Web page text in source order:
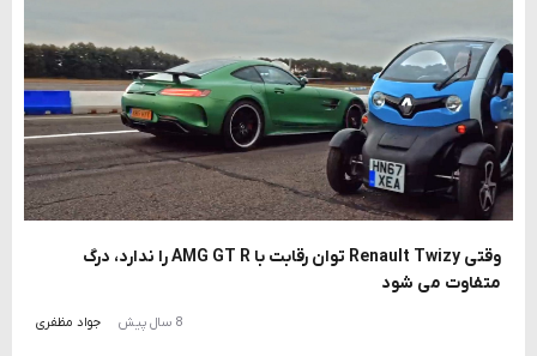
وقتی Renault Twizy توان رقابت با AMG GT R را ندارد، درگ
متفاوت می شود
8 سال پیش جواد مظفری